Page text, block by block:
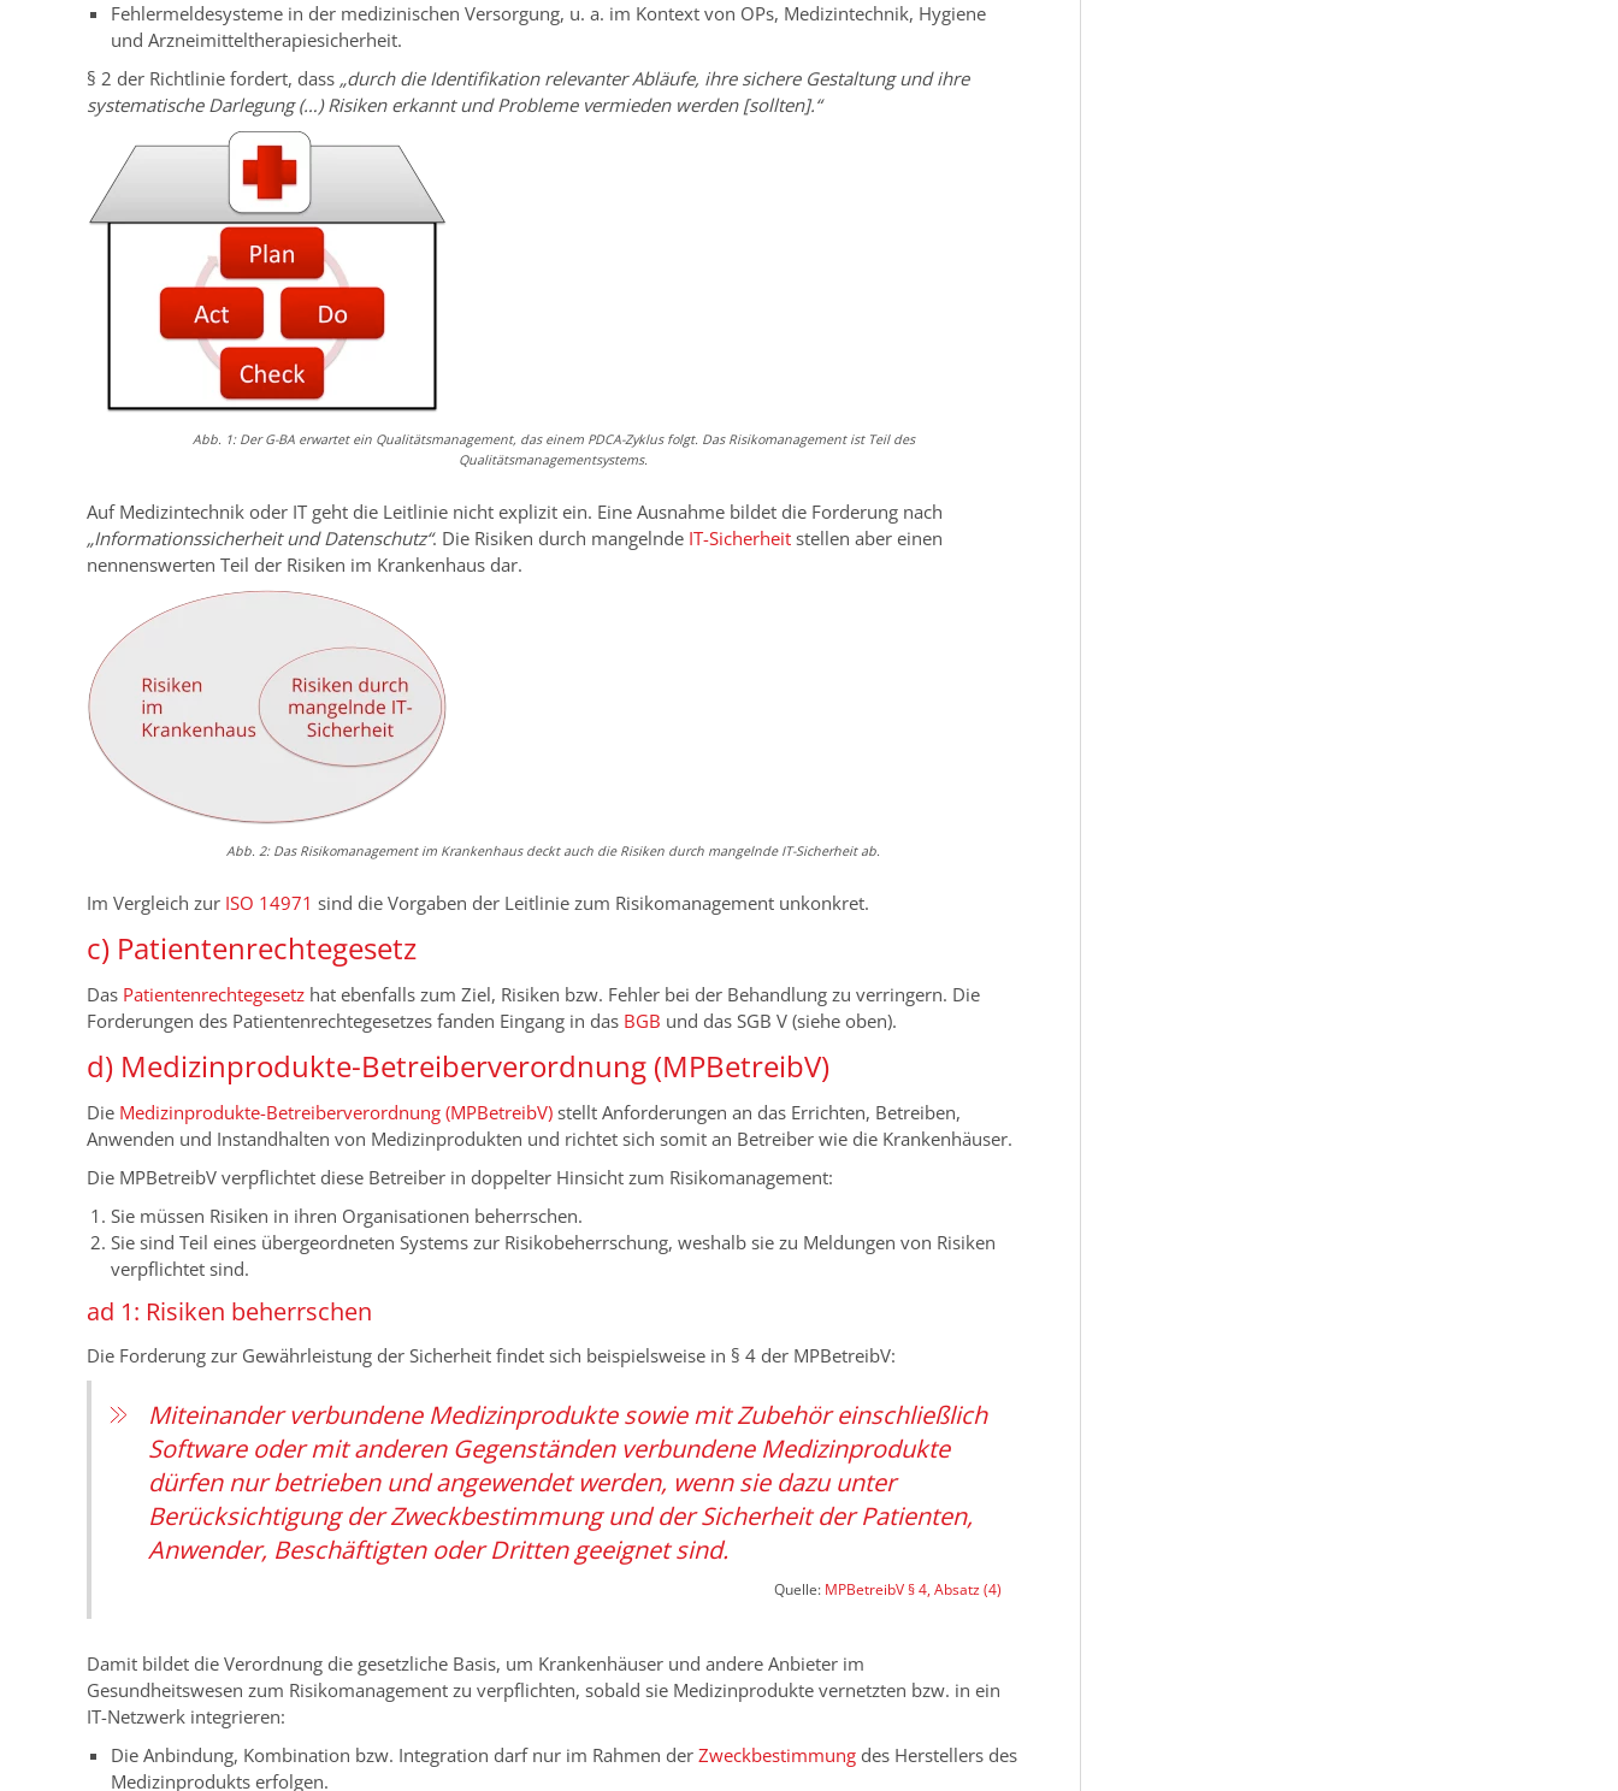
Fehlermeldesysteme in der medizinischen Versorgung, u. a. im Kontext von OPs, Medizintechnik, Hygiene
und Arzneimitteltherapiesicherheit.
§ 2 der Richtlinie fordert, dass „durch die Identifikation relevanter Abläufe, ihre sichere Gestaltung und ihre
systematische Darlegung (…) Risiken erkannt und Probleme vermieden werden [sollten].“
Abb. 1: Der G-BA erwartet ein Qualitätsmanagement, das einem PDCA-Zyklus folgt. Das Risikomanagement ist Teil des
Qualitätsmanagementsystems.
Auf Medizintechnik oder IT geht die Leitlinie nicht explizit ein. Eine Ausnahme bildet die Forderung nach
„Informationssicherheit und Datenschutz“. Die Risiken durch mangelnde IT-Sicherheit stellen aber einen
nennenswerten Teil der Risiken im Krankenhaus dar.
Abb. 2: Das Risikomanagement im Krankenhaus deckt auch die Risiken durch mangelnde IT-Sicherheit ab.
Im Vergleich zur ISO 14971 sind die Vorgaben der Leitlinie zum Risikomanagement unkonkret.
c) Patientenrechtegesetz
Das Patientenrechtegesetz hat ebenfalls zum Ziel, Risiken bzw. Fehler bei der Behandlung zu verringern. Die
Forderungen des Patientenrechtegesetzes fanden Eingang in das BGB und das SGB V (siehe oben).
d) Medizinprodukte-Betreiberverordnung (MPBetreibV)
Die Medizinprodukte-Betreiberverordnung (MPBetreibV) stellt Anforderungen an das Errichten, Betreiben,
Anwenden und Instandhalten von Medizinprodukten und richtet sich somit an Betreiber wie die Krankenhäuser.
Die MPBetreibV verpflichtet diese Betreiber in doppelter Hinsicht zum Risikomanagement:
Sie müssen Risiken in ihren Organisationen beherrschen.
Sie sind Teil eines übergeordneten Systems zur Risikobeherrschung, weshalb sie zu Meldungen von Risiken
verpflichtet sind.
ad 1: Risiken beherrschen
Die Forderung zur Gewährleistung der Sicherheit findet sich beispielsweise in § 4 der MPBetreibV:
Miteinander verbundene Medizinprodukte sowie mit Zubehör einschließlich
Software oder mit anderen Gegenständen verbundene Medizinprodukte
dürfen nur betrieben und angewendet werden, wenn sie dazu unter
Berücksichtigung der Zweckbestimmung und der Sicherheit der Patienten,
Anwender, Beschäftigten oder Dritten geeignet sind.
Quelle: MPBetreibV § 4, Absatz (4)
Damit bildet die Verordnung die gesetzliche Basis, um Krankenhäuser und andere Anbieter im
Gesundheitswesen zum Risikomanagement zu verpflichten, sobald sie Medizinprodukte vernetzten bzw. in ein
IT-Netzwerk integrieren:
Die Anbindung, Kombination bzw. Integration darf nur im Rahmen der Zweckbestimmung des Herstellers des
Medizinprodukts erfolgen.